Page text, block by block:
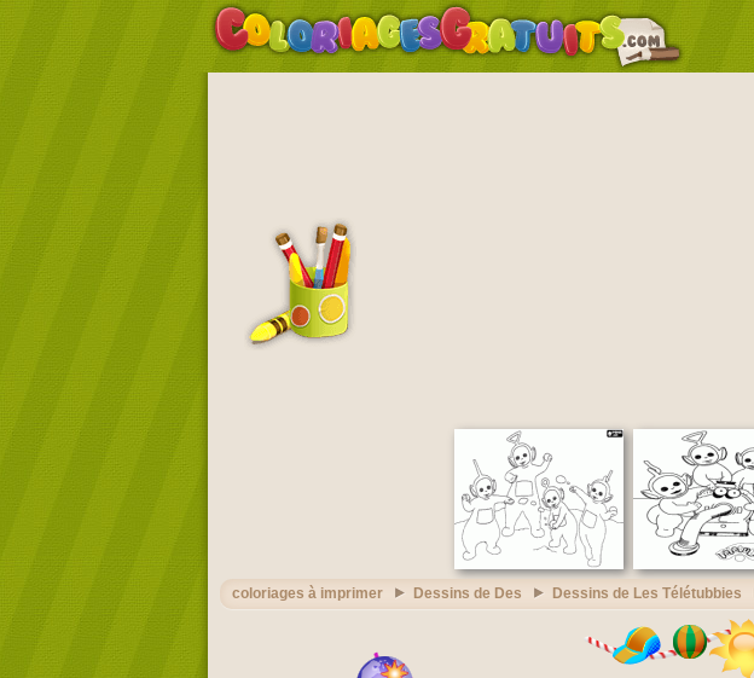
coloriages à imprimer Dessins de Des Dessins de Les Télétubbies